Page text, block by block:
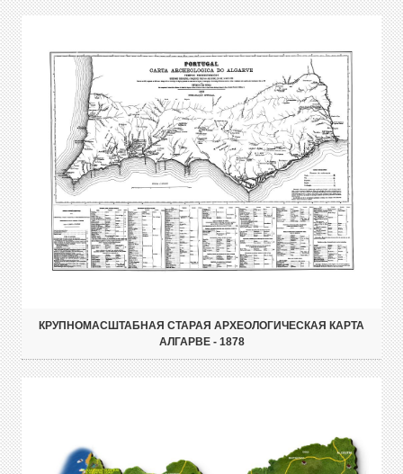
КРУПНОМАСШТАБНАЯ СТАРАЯ АРХЕОЛОГИЧЕСКАЯ КАРТА
АЛГАРВЕ - 1878